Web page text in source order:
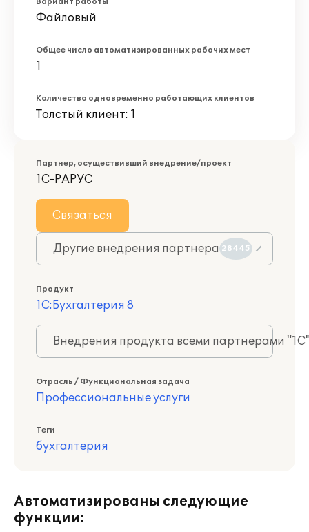
Файловый
Общее число автоматизированных рабочих мест
1
Количество одновременно работающих клиентов
Толстый клиент: 1
Партнер, осуществивший внедрение/проект
1С-РАРУС
Связаться
Другие внедрения партнера 28445
Продукт
1С:Бухгалтерия 8
Внедрения продукта всеми партнерами
Отрасль / Функциональная задача
Профессиональные услуги
Теги
бухгалтерия
Автоматизированы следующие
функции: